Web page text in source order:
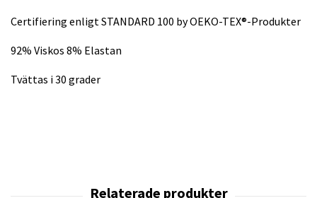
Certifiering enligt STANDARD 100 by OEKO-TEX®-Produkter
92% Viskos 8% Elastan
Tvättas i 30 grader